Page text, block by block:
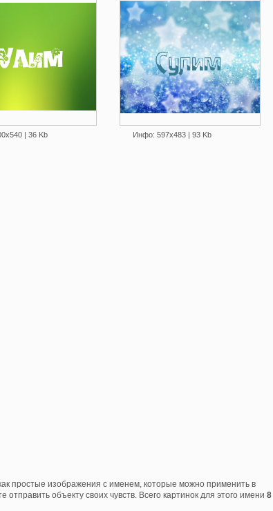
| 36 Kb Инфо: 597х483 | 93 Kb
простые изображения с именем, которые можно применить в
объекту своих чувств. Всего картинок для этого имени 8